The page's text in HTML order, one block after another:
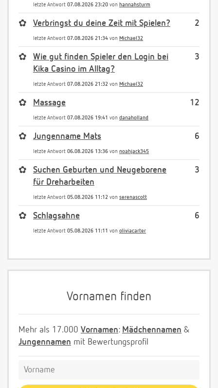
letzte Antwort 07.08.2026 23:20 von hannahsturm
2
✿ Verbringst du deine Zeit mit Spielen?
letzte Antwort 07.08.2026 21:34 von Michael32
3
✿
Wie gut finden Spieler den Login bei
Kika Casino im Alltag?
letzte Antwort 07.08.2026 21:32 von Michael32
12
✿ Massage
letzte Antwort 07.08.2026 19:41 von danaholland
6
✿ Jungenname Mats
letzte Antwort 06.08.2026 13:36 von noahjack345
3
✿
Suchen Geburten und Neugeborene
für Dreharbeiten
letzte Antwort 05.08.2026 11:12 von serenascott
6
✿ Schlagsahne
letzte Antwort 05.08.2026 11:11 von oliviacarter
Vornamen finden
Mehr als 17.000 Vornamen: Mädchennamen &
Jungennamen mit Bewertungsprofil